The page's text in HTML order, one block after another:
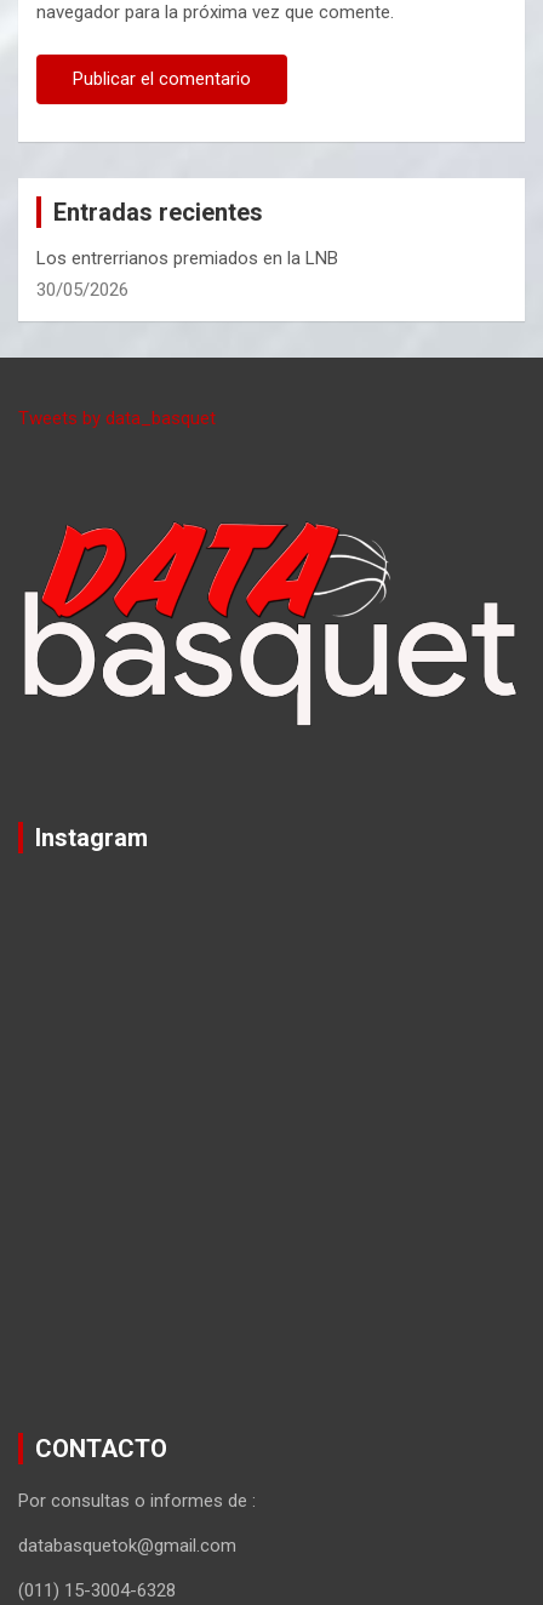
navegador para la próxima vez que comente.
Entradas recientes
Los entrerrianos premiados en la LNB
30/05/2026
Tweets by data_basquet
Instagram
CONTACTO
Por consultas o informes de :
databasquetok@gmail.com
(011) 15-3004-6328